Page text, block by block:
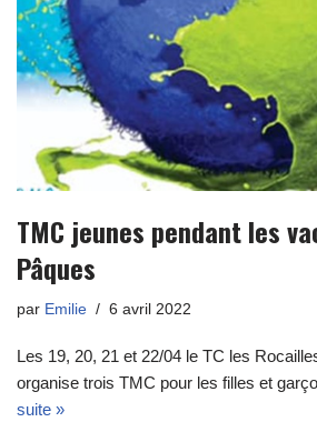
TMC jeunes pendant les
Pâques
par Emilie 6 avril 2022
Les 19, 20, 21 et 22/04 le TC les
organise trois TMC pour les filles et
suite »